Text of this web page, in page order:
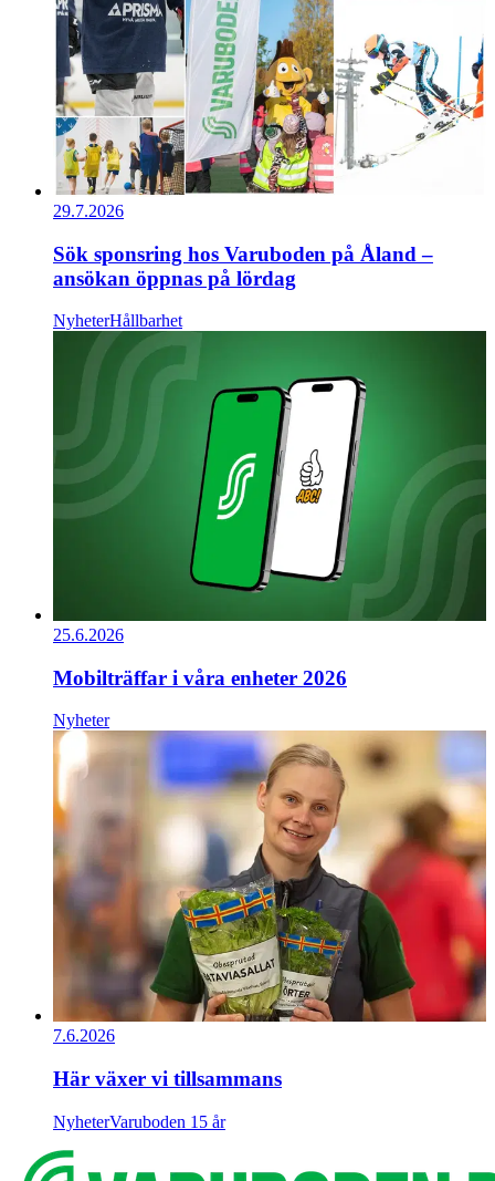
29.7.2026
Sök sponsring hos Varuboden på Åland –
ansökan öppnas på lördag
NyheterHållbarhet
25.6.2026
Mobilträffar i våra enheter 2026
Nyheter
7.6.2026
Här växer vi tillsammans
NyheterVaruboden 15 år